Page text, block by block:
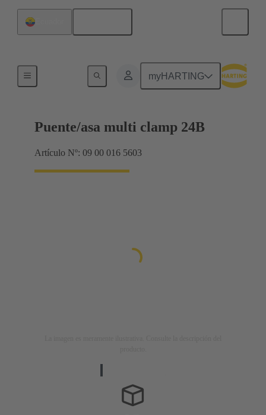
myHARTING
Puente/asa multi clamp 24B
Artículo Nº: 09 00 016 5603